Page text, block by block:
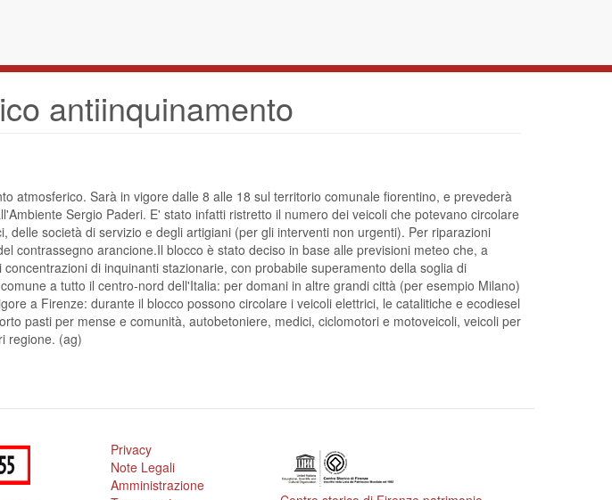
antiinquinamento
atmosferico. Sarà in vigore dalle 8 alle 18 sul territorio comunale fiorentino, e prevederà
Sergio Paderi. E' stato infatti ristretto il numero dei veicoli che potevano circolare
società di servizio e degli artigiani (per gli interventi non urgenti). Per riparazioni
contrassegno arancione.Il blocco è stato deciso in base alle previsioni meteo che, a
di inquinanti stazionarie, con probabile superamento della soglia di
a tutto il centro-nord dell'Italia: per domani in altre grandi città (per esempio Milano)
a Firenze: durante il blocco possono circolare i veicoli elettrici, le catalitiche e ecodiesel
pasti per mense e comunità, autobetoniere, medici, ciclomotori e motoveicoli, veicoli per
regione. (ag)
Privacy
Note Legali
Amministrazione